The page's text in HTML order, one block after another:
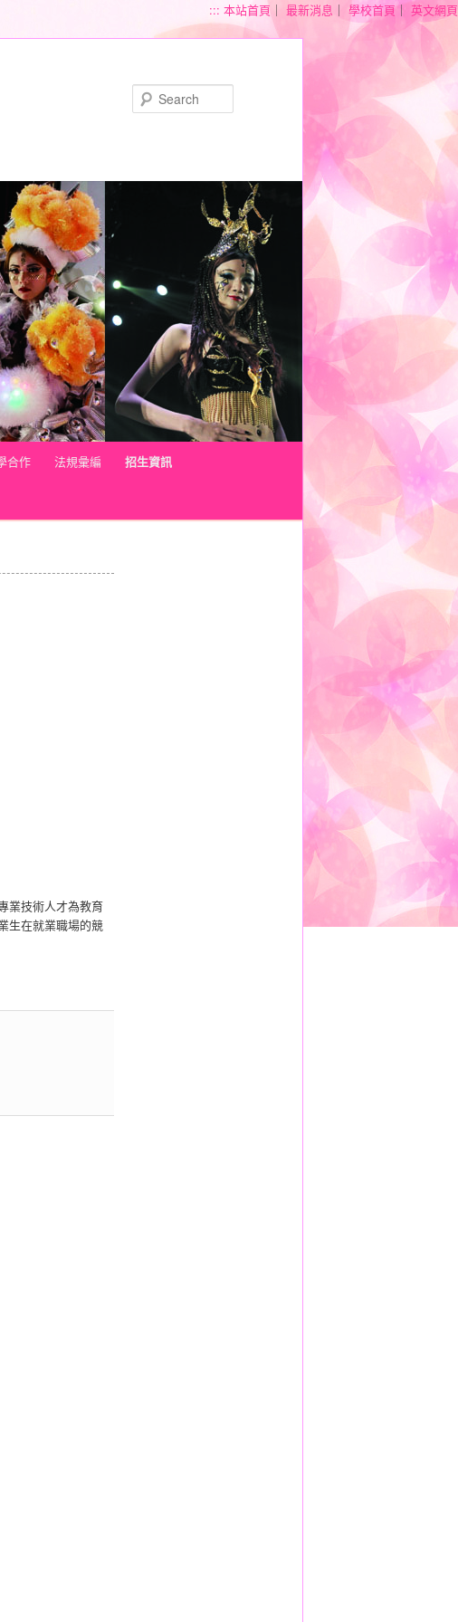
::: 本站首頁 ｜ 最新消息 ｜ 學校首頁｜ 英文網頁
合作 法規彙編 招生資訊
業技術人才為教育
生在就業職場的競